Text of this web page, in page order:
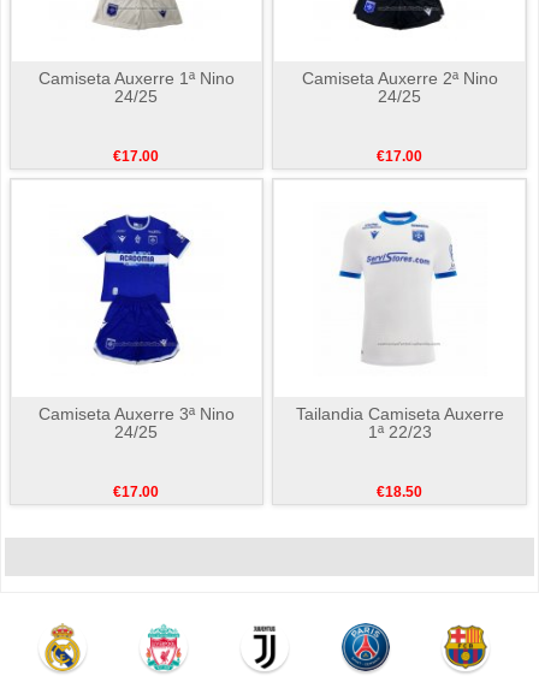
Camiseta Auxerre 1ª Nino
24/25
€17.00
Camiseta Auxerre 2ª Nino
24/25
€17.00
Camiseta Auxerre 3ª Nino
24/25
€17.00
Tailandia Camiseta Auxerre
1ª 22/23
€18.50